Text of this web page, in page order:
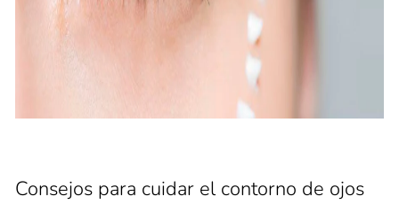
Consejos para cuidar el contorno de ojos